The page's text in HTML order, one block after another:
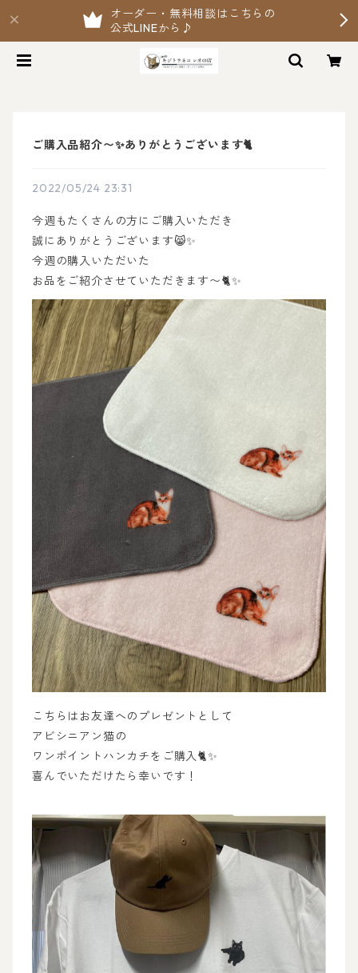
オーダー・無料相談はこちらの
公式LINEから♪
ご購入品紹介〜✨ありがとうございます🐈
2022/05/24 23:31
今週もたくさんの方にご購入いただき
誠にありがとうございます😸✨
今週の購入いただいた
お品をご紹介させていただきます〜🐈✨
こちらはお友達へのプレゼントとして
アビシニアン猫の
ワンポイントハンカチをご購入🐈✨
喜んでいただけたら幸いです！